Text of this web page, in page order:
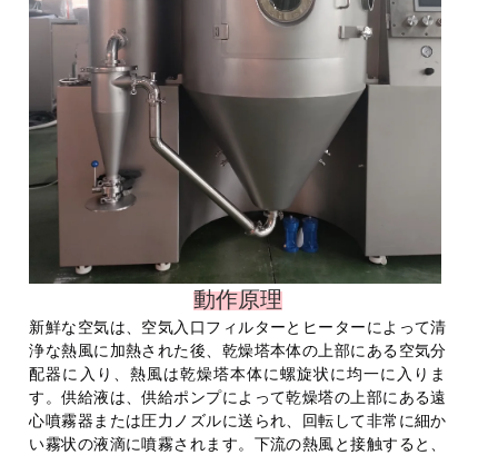
動作原理
新鮮な空気は、空気入口フィルターとヒーターによって清
浄な熱風に加熱された後、乾燥塔本体の上部にある空気分
配器に入り、熱風は乾燥塔本体に螺旋状に均一に入りま
す。供給液は、供給ポンプによって乾燥塔の上部にある遠
心噴霧器または圧力ノズルに送られ、回転して非常に細か
い霧状の液滴に噴霧されます。下流の熱風と接触すると、